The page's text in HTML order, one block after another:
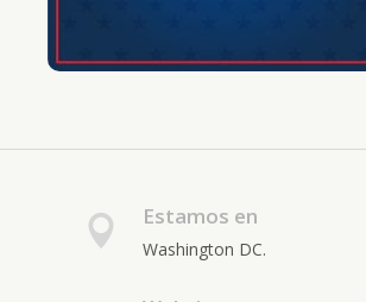
Estamos en
Washington DC.